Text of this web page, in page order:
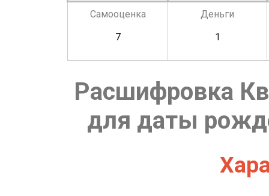
Самооценка
7
Деньги
1
Расшифровка
для даты